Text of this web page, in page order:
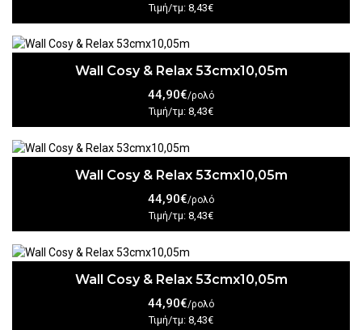
Τιμή/τμ: 8,43€
Wall Cosy & Relax 53cmx10,05m
44,90€/ρολό
Τιμή/τμ: 8,43€
Wall Cosy & Relax 53cmx10,05m
44,90€/ρολό
Τιμή/τμ: 8,43€
Wall Cosy & Relax 53cmx10,05m
44,90€/ρολό
Τιμή/τμ: 8,43€